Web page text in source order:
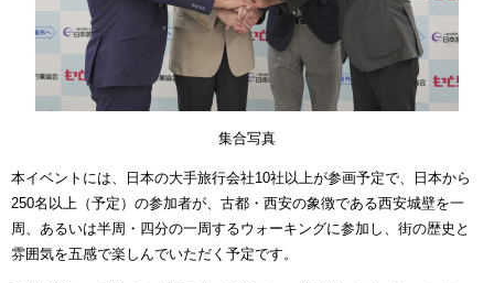
集合写真
本イベントには、日本の大手旅行会社10社以上が参画予定で、日本から
250名以上（予定）の参加者が、古都・西安の象徴である西安城壁を一
周、あるいは半周・四分の一周するウォーキングに参加し、街の歴史と
雰囲気を五感で楽しんでいただく予定です。